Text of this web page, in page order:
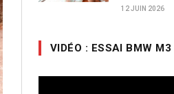
12 JUIN 2026
VIDÉO : ESSAI BMW M3